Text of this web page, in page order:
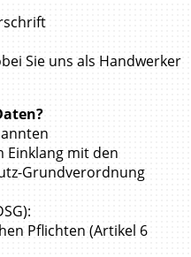
Sie uns als Handwerker
Einklang mit den
Grundverordnung
Pflichten (Artikel 6